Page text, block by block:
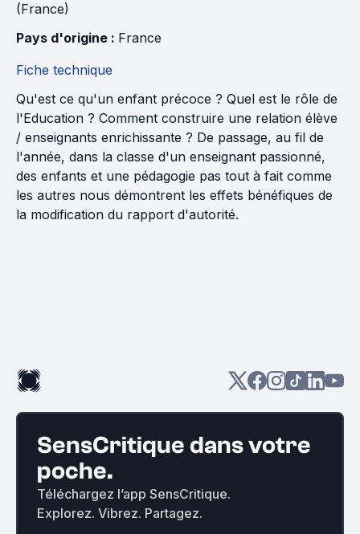
(France)
Pays d'origine : France
Fiche technique
Qu'est ce qu'un enfant précoce ? Quel est le rôle de
l'Education ? Comment construire une relation élève
/ enseignants enrichissante ? De passage, au fil de
l'année, dans la classe d'un enseignant passionné,
des enfants et une pédagogie pas tout à fait comme
les autres nous démontrent les effets bénéfiques de
la modification du rapport d'autorité.
SensCritique dans votre
poche.
Téléchargez l’app SensCritique.
Explorez. Vibrez. Partagez.